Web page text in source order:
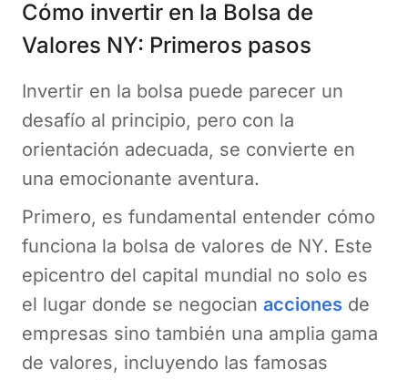
Cómo invertir en la Bolsa de
Valores NY: Primeros pasos
Invertir en la bolsa puede parecer un
desafío al principio, pero con la
orientación adecuada, se convierte en
una emocionante aventura.
Primero, es fundamental entender cómo
funciona la bolsa de valores de NY. Este
epicentro del capital mundial no solo es
el lugar donde se negocian acciones de
empresas sino también una amplia gama
de valores, incluyendo las famosas